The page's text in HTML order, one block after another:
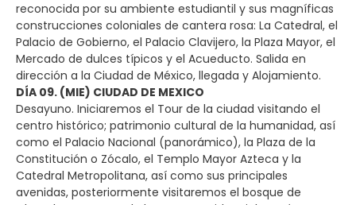
reconocida por su ambiente estudiantil y sus magníficas
construcciones coloniales de cantera rosa: La Catedral, el
Palacio de Gobierno, el Palacio Clavijero, la Plaza Mayor, el
Mercado de dulces típicos y el Acueducto. Salida en
dirección a la Ciudad de México, llegada y Alojamiento.
DÍA 09. (MIE) CIUDAD DE MEXICO
Desayuno. Iniciaremos el Tour de la ciudad visitando el
centro histórico; patrimonio cultural de la humanidad, así
como el Palacio Nacional (panorámico), la Plaza de la
Constitución o Zócalo, el Templo Mayor Azteca y la
Catedral Metropolitana, así como sus principales
avenidas, posteriormente visitaremos el bosque de